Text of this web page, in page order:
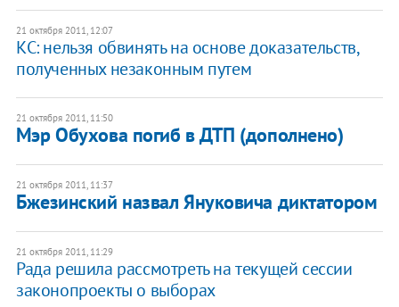
21 октября 2011, 12:07
КС: нельзя обвинять на основе доказательств,
полученных незаконным путем
21 октября 2011, 11:50
Мэр Обухова погиб в ДТП (дополнено)
21 октября 2011, 11:37
Бжезинский назвал Януковича диктатором
21 октября 2011, 11:29
Рада решила рассмотреть на текущей сессии
законопроекты о выборах